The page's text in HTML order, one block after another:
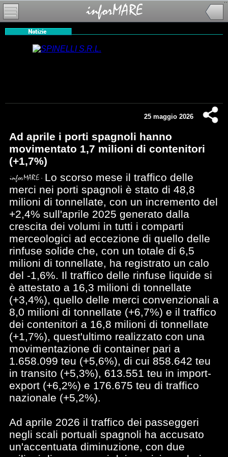
25 maggio 2026
Ad aprile i porti spagnoli hanno
movimentato 1,7 milioni di contenitori
(+1,7%)
Lo scorso mese il traffico delle
merci nei porti spagnoli è stato di 48,8
milioni di tonnellate, con un incremento del
+2,4% sull'aprile 2025 generato dalla
crescita dei volumi in tutti i comparti
merceologici ad eccezione di quello delle
rinfuse solide che, con un totale di 6,5
milioni di tonnellate, ha registrato un calo
del -1,6%. Il traffico delle rinfuse liquide si
è attestato a 16,3 milioni di tonnellate
(+3,4%), quello delle merci convenzionali a
8,0 milioni di tonnellate (+6,7%) e il traffico
dei contenitori a 16,8 milioni di tonnellate
(+1,7%), quest'ultimo realizzato con una
movimentazione di container pari a
1.658.099 teu (+5,6%), di cui 858.642 teu
in transito (+5,3%), 613.551 teu in import-
export (+6,2%) e 176.675 teu di traffico
nazionale (+5,2%).
Ad aprile 2026 il traffico dei passeggeri
negli scali portuali spagnoli ha accusato
un'accentuata diminuzione, con due